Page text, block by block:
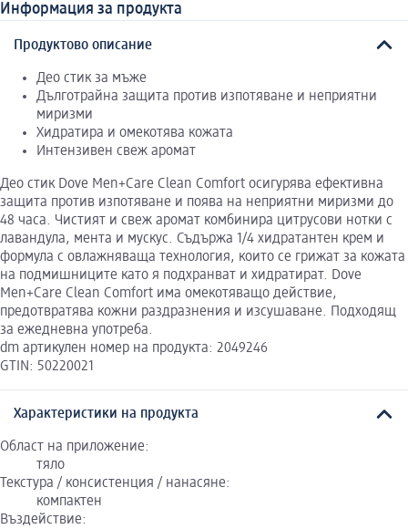
Информация за продукта
Продуктово описание
Део стик за мъже
Дълготрайна защита против изпотяване и неприятни
миризми
Хидратира и омекотява кожата
Интензивен свеж аромат
Део стик Dove Men+Care Clean Comfort осигурява ефективна
защита против изпотяване и поява на неприятни миризми до
48 часа. Чистият и свеж аромат комбинира цитрусови нотки с
лавандула, мента и мускус. Съдържа 1/4 хидратантен крем и
формула с овлажняваща технология, които се грижат за кожата
на подмишниците като я подхранват и хидратират. Dove
Men+Care Clean Comfort има омекотяващо действие,
предотвратява кожни раздразнения и изсушаване. Подходящ
за ежедневна употреба.
dm артикулен номер на продукта: 2049246
GTIN: 50220021
Характеристики на продукта
Област на приложение:
тяло
Текстура / консистенция / нанасяне:
компактен
Въздействие: